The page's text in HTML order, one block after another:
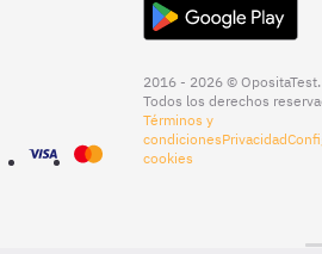
2016 - 2026 © OpositaTest.
Todos los derechos
Términos y
condicionesPrivacidad
cookies